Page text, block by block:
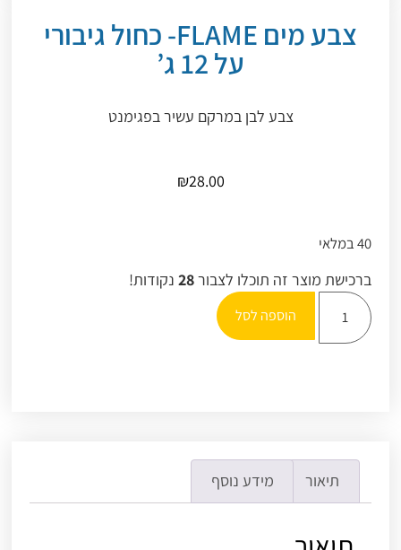
צבע מים FLAME- כחול גיבורי
על 12 ג’
צבע לבן במרקם עשיר בפגימנט
₪28.00
40 במלאי
ברכישת מוצר זה תוכלו לצבור28נקודות!
הוספה לסל
תיאור מידע נוסף